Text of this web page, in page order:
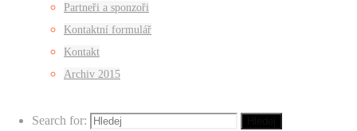
Partneři a sponzoři
Kontaktní formulář
Kontakt
Archiv 2015
Search for: